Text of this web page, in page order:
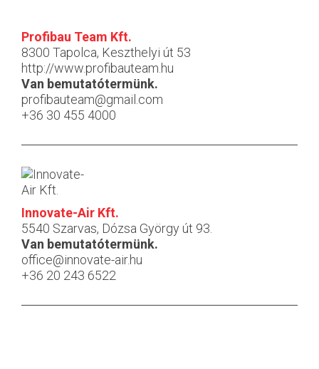
Profibau Team Kft.
8300 Tapolca, Keszthelyi út 53
http://www.profibauteam.hu
Van bemutatótermünk.
profibauteam@gmail.com
+36 30 455 4000
Innovate-Air Kft.
5540 Szarvas, Dózsa György út 93.
Van bemutatótermünk.
office@innovate-air.hu
+36 20 243 6522